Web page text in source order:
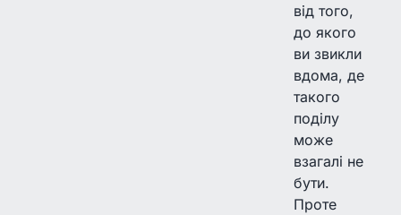
від того,
до якого
ви звикли
вдома, де
такого
поділу
може
взагалі не
бути.
Проте